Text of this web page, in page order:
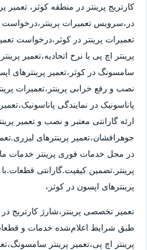
کارتریج پرینتر در منطقه کوثر، تعمیر
در،سرویس تعمیرات پرینتر،درخواست
تعمیرات پرینتر در کوثر،درخواست
پرینتر اچ پی با نرخ اتحادیه،تعمیر
سامسونگ در کوثر،تعمیر پرینترهای
نصب و رفع خرابی پرینتر،تعمیرات
پاناسونیک در نمایندگی
ارئه گارانتی معتبر و نصب و تعمیر
جوهرافشان،تعمیر پرینترهای
در محل خدمات فوری پرینتر خدمات
پرینتر.تضمین کیفیت.گارانتی
پرینترهای اپسون در کوثر،
تعمیر تخصصی پرینتر،شارژ کارتریج
طبق شرایط اعلام‌شده خدمات و
پرینتر اچ پی،تعمیر پرینتر